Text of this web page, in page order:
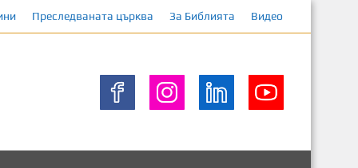
Преследваната църква За Библията Видео